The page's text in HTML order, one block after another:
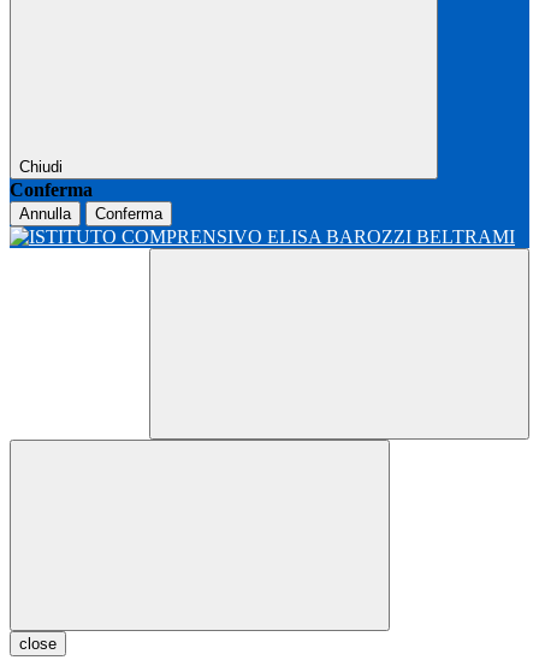
Chiudi
Conferma
Annulla Conferma
close